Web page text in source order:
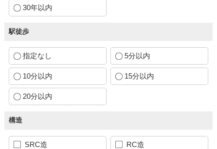
30年以内
駅徒歩
指定なし 5分以内
10分以内 15分以内
20分以内
構造
SRC造 RC造